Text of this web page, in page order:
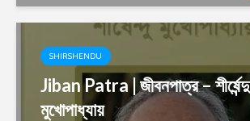
SHIRSHENDU
Jiban Patra | জীবনপাত্র – শীর্ষেন্দু
মুখোপাধ্যায়